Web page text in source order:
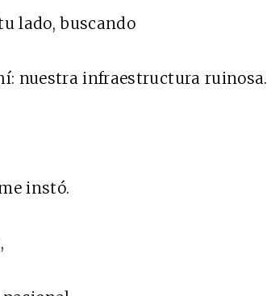
lado, buscando
nuestra infraestructura ruinosa.
instó.